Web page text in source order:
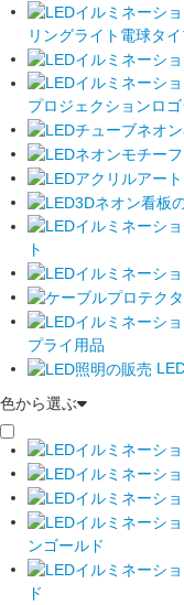
リングライト電球タ
プロジェクションロゴ
ト
プライ用品
色から選ぶ
ンゴールド
ド